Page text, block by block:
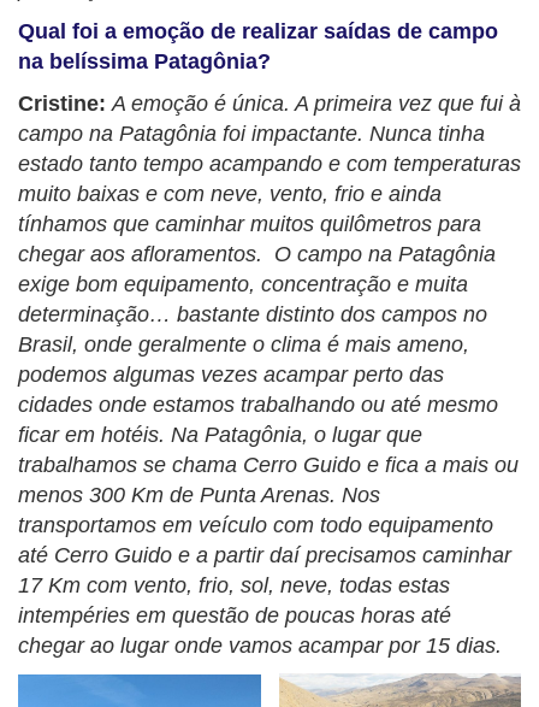
Qual foi a emoção de realizar saídas de campo
na belíssima Patagônia?
Cristine: A emoção é única. A primeira vez que fui à
campo na Patagônia foi impactante. Nunca tinha
estado tanto tempo acampando e com temperaturas
muito baixas e com neve, vento, frio e ainda
tínhamos que caminhar muitos quilômetros para
chegar aos afloramentos. O campo na Patagônia
exige bom equipamento, concentração e muita
determinação… bastante distinto dos campos no
Brasil, onde geralmente o clima é mais ameno,
podemos algumas vezes acampar perto das
cidades onde estamos trabalhando ou até mesmo
ficar em hotéis. Na Patagônia, o lugar que
trabalhamos se chama Cerro Guido e fica a mais ou
menos 300 Km de Punta Arenas. Nos
transportamos em veículo com todo equipamento
até Cerro Guido e a partir daí precisamos caminhar
17 Km com vento, frio, sol, neve, todas estas
intempéries em questão de poucas horas até
chegar ao lugar onde vamos acampar por 15 dias.